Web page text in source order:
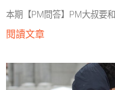
本期【PM問答】PM大叔要
閱讀文章